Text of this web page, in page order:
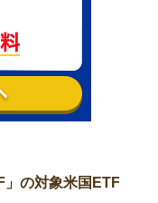
」の対象米国ETF